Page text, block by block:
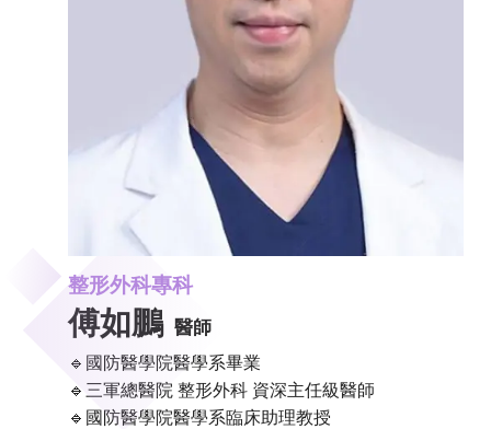
整形外科專科
傅如鵬 醫師
🔹國防醫學院醫學系畢業
🔹三軍總醫院 整形外科 資深主任級醫師
🔹國防醫學院醫學系臨床助理教授